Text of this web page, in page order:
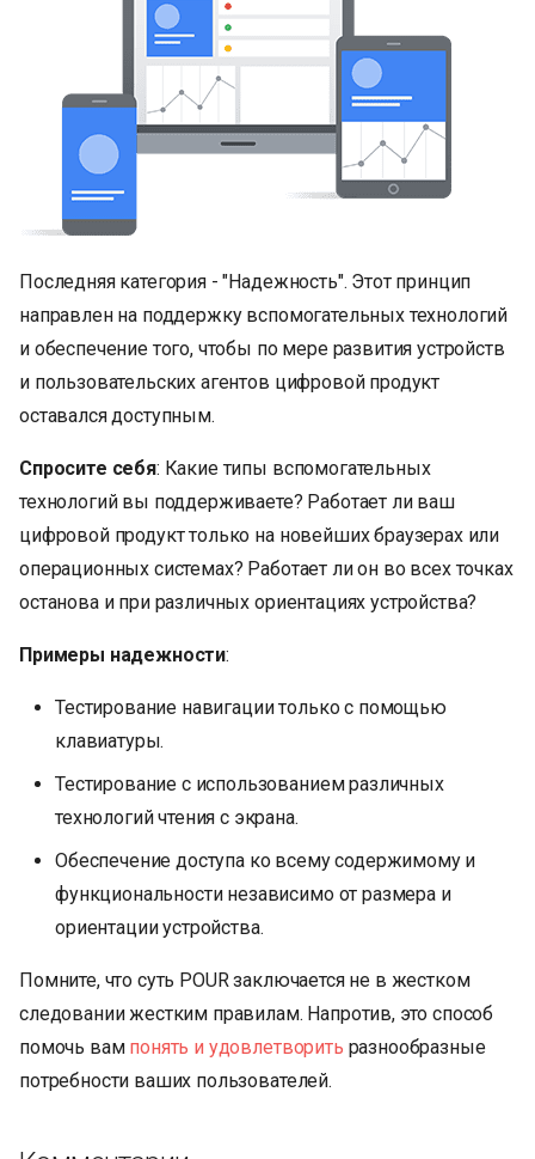
Последняя категория - "Надежность". Этот принцип
направлен на поддержку вспомогательных технологий
и обеспечение того, чтобы по мере развития устройств
и пользовательских агентов цифровой продукт
оставался доступным.
Спросите себя: Какие типы вспомогательных
технологий вы поддерживаете? Работает ли ваш
цифровой продукт только на новейших браузерах или
операционных системах? Работает ли он во всех точках
останова и при различных ориентациях устройства?
Примеры надежности:
Тестирование навигации только с помощью
клавиатуры.
Тестирование с использованием различных
технологий чтения с экрана.
Обеспечение доступа ко всему содержимому и
функциональности независимо от размера и
ориентации устройства.
Помните, что суть POUR заключается не в жестком
следовании жестким правилам. Напротив, это способ
помочь вам понять и удовлетворить разнообразные
потребности ваших пользователей.